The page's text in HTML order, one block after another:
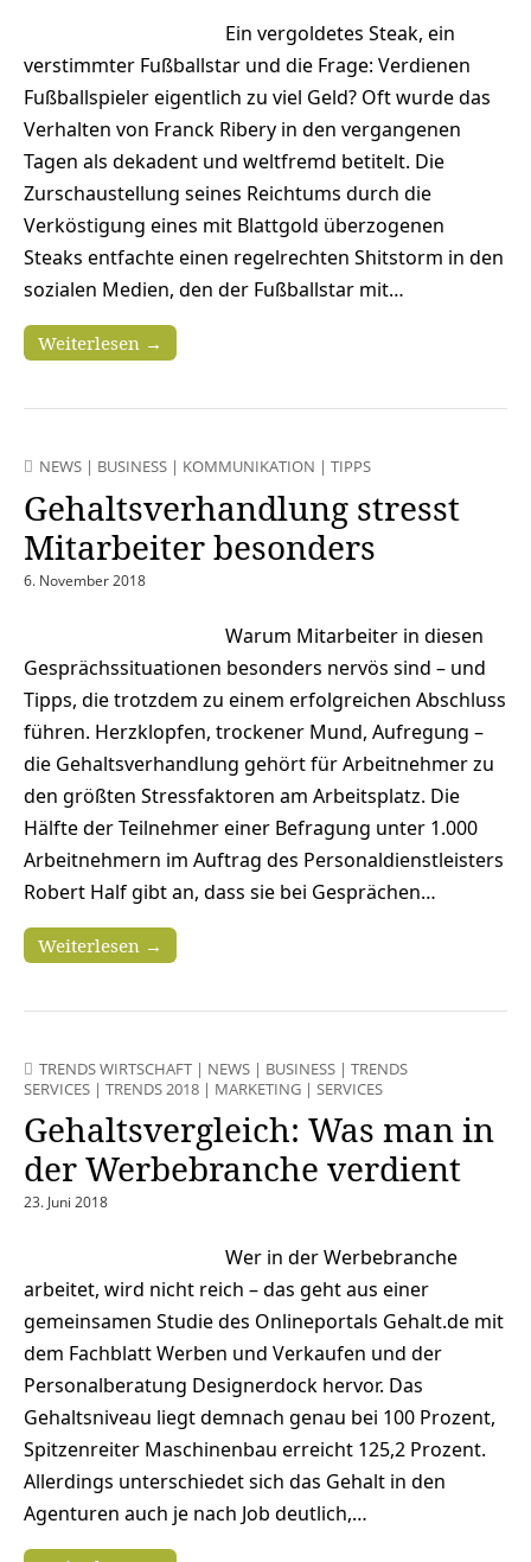
Ein vergoldetes Steak, ein
verstimmter Fußballstar und die Frage: Verdienen
Fußballspieler eigentlich zu viel Geld? Oft wurde das
Verhalten von Franck Ribery in den vergangenen
Tagen als dekadent und weltfremd betitelt. Die
Zurschaustellung seines Reichtums durch die
Verköstigung eines mit Blattgold überzogenen
Steaks entfachte einen regelrechten Shitstorm in den
sozialen Medien, den der Fußballstar mit…
Weiterlesen →
NEWS | BUSINESS | KOMMUNIKATION | TIPPS
Gehaltsverhandlung stresst
Mitarbeiter besonders
6. November 2018
Warum Mitarbeiter in diesen
Gesprächssituationen besonders nervös sind – und
Tipps, die trotzdem zu einem erfolgreichen Abschluss
führen. Herzklopfen, trockener Mund, Aufregung –
die Gehaltsverhandlung gehört für Arbeitnehmer zu
den größten Stressfaktoren am Arbeitsplatz. Die
Hälfte der Teilnehmer einer Befragung unter 1.000
Arbeitnehmern im Auftrag des Personaldienstleisters
Robert Half gibt an, dass sie bei Gesprächen…
Weiterlesen →
TRENDS WIRTSCHAFT | NEWS | BUSINESS | TRENDS
SERVICES | TRENDS 2018 | MARKETING | SERVICES
Gehaltsvergleich: Was man in
der Werbebranche verdient
23. Juni 2018
Wer in der Werbebranche
arbeitet, wird nicht reich – das geht aus einer
gemeinsamen Studie des Onlineportals Gehalt.de mit
dem Fachblatt Werben und Verkaufen und der
Personalberatung Designerdock hervor. Das
Gehaltsniveau liegt demnach genau bei 100 Prozent,
Spitzenreiter Maschinenbau erreicht 125,2 Prozent.
Allerdings unterschiedet sich das Gehalt in den
Agenturen auch je nach Job deutlich,…